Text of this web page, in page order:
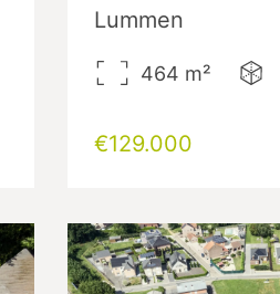
Lummen
464 m²
€129.000